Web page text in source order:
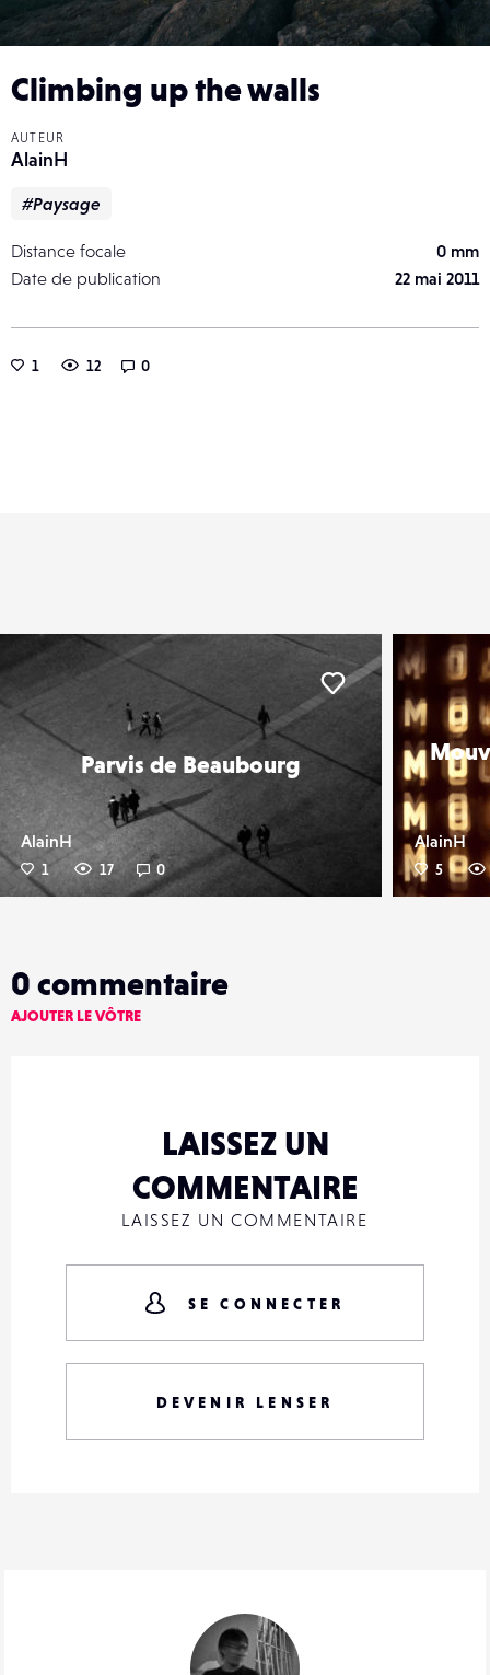
Climbing up the walls
AUTEUR
AlainH
#Paysage
Distance focale
0 mm
Date de publication
22 mai 2011
1 12 0
Parvis de Beaubourg
AlainH
1 17 0
Liker
AlainH
5
0 commentaire
AJOUTER LE VÔTRE
LAISSEZ UN
COMMENTAIRE
LAISSEZ UN COMMENTAIRE
SE CONNECTER
DEVENIR LENSER